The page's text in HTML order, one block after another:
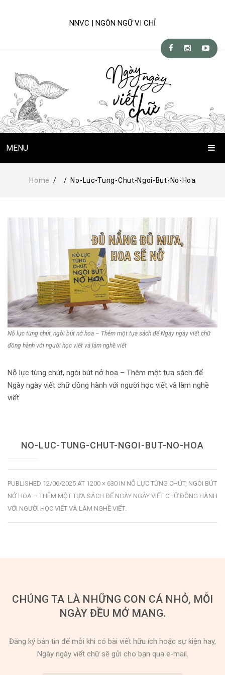
NNVC | NGÔN NGỮ VI CHỈ
MENU
Trang Chủ
Kỹ-nghệ viết
Học từ dân gian
Ngòi bút người xưa
Người Việt với tiếng Việt
Học Viết Chữ
Thư Viện Chữ
Sách Chữ viết
Home / / No-Luc-Tung-Chut-Ngoi-But-No-Hoa
Nỗ lực từng chút, ngòi bút nở hoa – Thêm một tựa sách để Ngày ngày viết chữ
đồng hành với người học viết và làm nghề viết
Nỗ lực từng chút, ngòi bút nở hoa – Thêm một tựa sách để
Ngày ngày viết chữ đồng hành với người học viết và làm nghề
viết
NO-LUC-TUNG-CHUT-NGOI-BUT-NO-HOA
PUBLISHED 12/06/2025 AT 1200 × 630 IN NỖ LỰC TỪNG CHÚT, NGÒI BÚT
NỞ HOA – THÊM MỘT TỰA SÁCH ĐỂ NGÀY NGÀY VIẾT CHỮ ĐỒNG HÀNH
VỚI NGƯỜI HỌC VIẾT VÀ LÀM NGHỀ VIẾT.
CHÚNG TA LÀ NHỮNG CON CÁ NHỎ, MỖI
NGÀY ĐỀU MỞ MANG.
Đăng ký bản tin để mỗi khi có bài viết hữu ích hoặc sự kiện hay,
Ngày ngày viết chữ sẽ gửi cho bạn qua e-mail.